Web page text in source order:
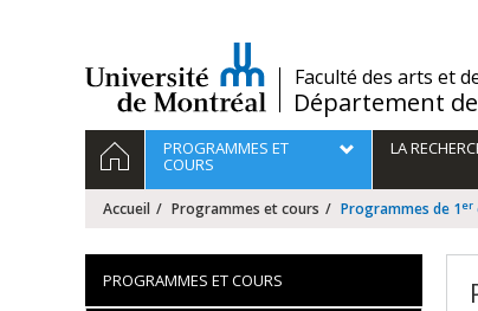
/Faculté des arts et
Département de
Navigation
principale
ACCUEILPROGRAMMES ET
COURS
LA
Accueil Programmes et cours Programmes de 1er
PROGRAMMES ET COURS